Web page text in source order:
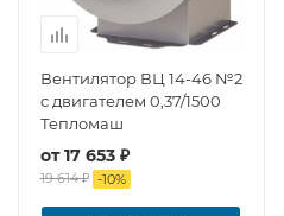
Вентилятор ВЦ 14-46 №2
с двигателем 0,37/1500
Тепломаш
от17 653 ₽
19 614 ₽ -10%